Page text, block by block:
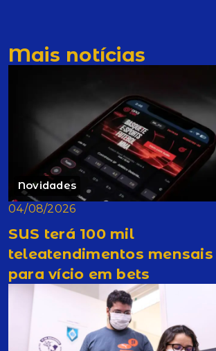
Mais notícias
Novidades
04/08/2026
SUS terá 100 mil
teleatendimentos mensais
para vício em bets